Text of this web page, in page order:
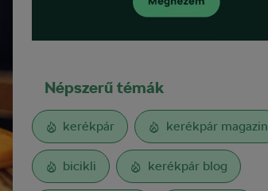
Népszerű témák
kerékpár kerékpár magazin
bicikli kerékpár blog